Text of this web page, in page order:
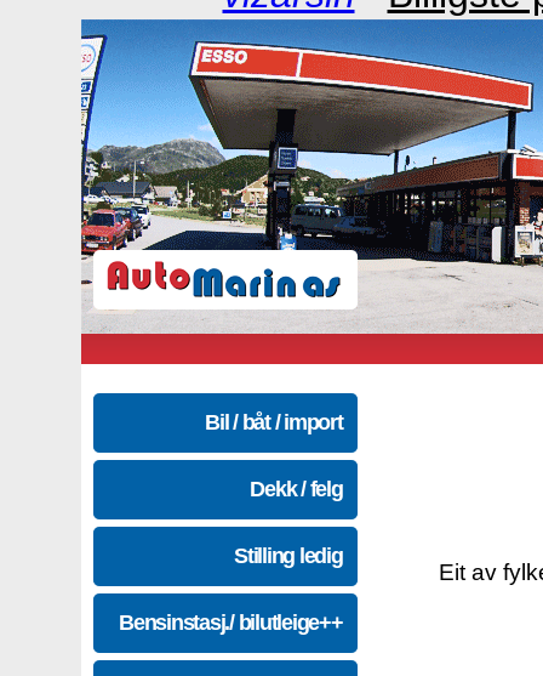
Bil / båt / import
Dekk / felg
Stilling ledig
Bensinstasj./ bilutleige++
Eit av